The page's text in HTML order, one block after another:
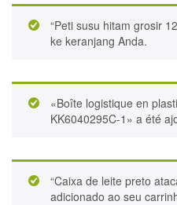
“Peti susu hitam grosir
ke keranjang Anda.
«Boîte logistique en
KK6040295C-1» a été
“Caixa de leite preto
adicionado ao seu